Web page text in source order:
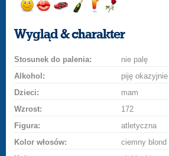
uśmiech
buziakasamochodem
szampana
drinka
różę
Wygląd & charakter
Stosunek do palenia:
nie palę
Alkohol:
piję okazyjnie
Dzieci:
mam
Wzrost:
172
Figura:
atletyczna
Kolor włosów:
ciemny blond